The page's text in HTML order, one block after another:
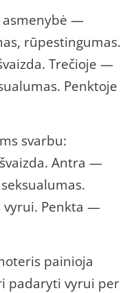
asmenybė —
rūpestingumas.
Trečioje —
Penktoje
svarbu:
Antra —
Penkta —
painioja
padaryti vyrui per